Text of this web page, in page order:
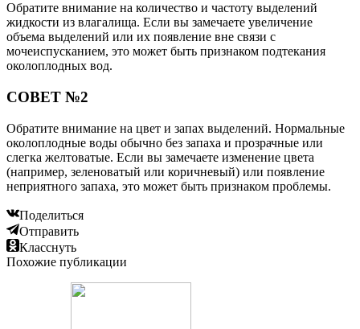
Обратите внимание на количество и частоту выделений
жидкости из влагалища. Если вы замечаете увеличение
объема выделений или их появление вне связи с
мочеиспусканием, это может быть признаком подтекания
околоплодных вод.
СОВЕТ №2
Обратите внимание на цвет и запах выделений. Нормальные
околоплодные воды обычно без запаха и прозрачные или
слегка желтоватые. Если вы замечаете изменение цвета
(например, зеленоватый или коричневый) или появление
неприятного запаха, это может быть признаком проблемы.
Поделиться
Отправить
Класснуть
Похожие публикации